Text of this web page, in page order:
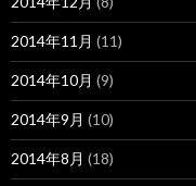
2014年11月 (11)
2014年10月 (9)
2014年9月 (10)
2014年8月 (18)